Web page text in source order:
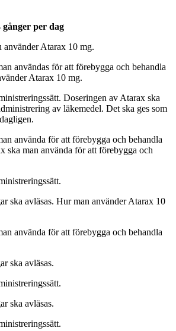
gånger per dag
Atarax 10 mg.
användas för att förebygga och behandla
Atarax 10 mg.
Doseringen av Atarax ska
av läkemedel. Det ska ges som
använda för att förebygga och behandla
ska man använda för att förebygga och
ska avläsas. Hur man använder Atarax 10
använda för att förebygga och behandla
ska avläsas.
ska avläsas.